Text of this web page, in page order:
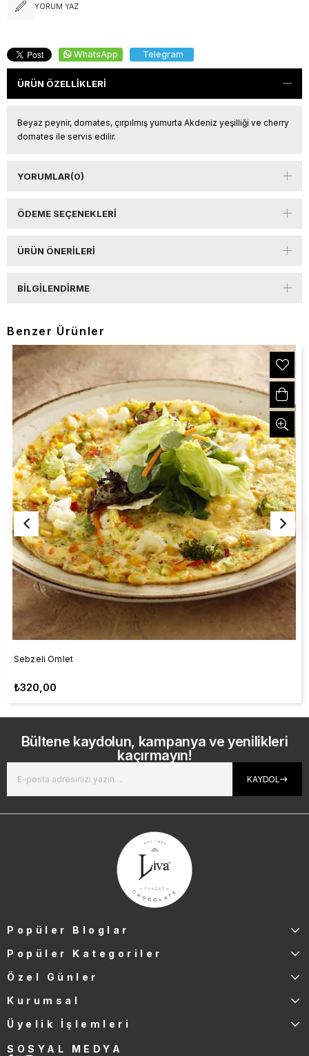
YORUM YAZ
WhatsApp Telegram
ÜRÜN ÖZELLIKLERI
Beyaz peynir, domates, çırpılmış yumurta Akdeniz yeşilliği ve cherry
domates ile servis edilir.
YORUMLAR(0)
ÖDEME SEÇENEKLERI
ÜRÜN ÖNERILERI
BILGILENDIRME
Benzer Ürünler
Sebzeli Omlet
₺320,00
Bültene kaydolun, kampanya ve yenilikleri
kaçırmayın!
KAYDOL
Popüler Bloglar
Popüler Kategoriler
Özel Günler
Kurumsal
Üyelik İşlemleri
SOSYAL MEDYA